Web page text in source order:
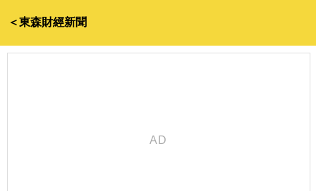
＜東森財經新聞